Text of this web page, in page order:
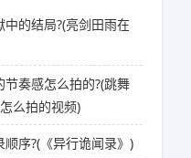
中的结局?(亮剑田雨在
节奏感怎么拍的?(跳舞
么拍的视频)
顺序?(《异行诡闻录》)